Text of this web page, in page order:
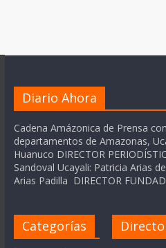
Diario Ahora
Cadena Amázonica de Prensa
departamentos de Amazonas,
Huanuco DIRECTOR
Sandoval Ucayali: Patricia Arias
Arias Padilla DIRECTOR
Categorías